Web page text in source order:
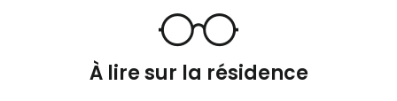
À lire sur la résidence